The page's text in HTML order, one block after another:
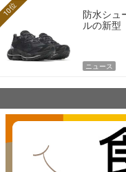
防水シュ
ルの新型
10位
ニュース